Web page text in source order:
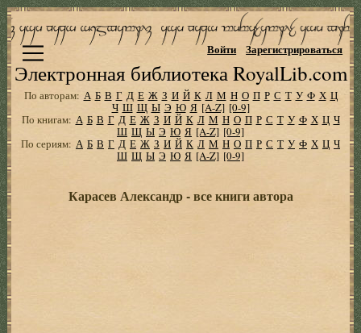
Электронная библиотека RoyalLib.com
Войти Зарегистрироваться
По авторам: А Б В Г Д Е Ж З И Й К Л М Н О П Р С Т У Ф Х Ц
Ч Ш Щ Ы Э Ю Я [A-Z] [0-9]
По книгам: А Б В Г Д Е Ж З И Й К Л М Н О П Р С Т У Ф Х Ц Ч
Ш Щ Ы Э Ю Я [A-Z] [0-9]
По сериям: А Б В Г Д Е Ж З И Й К Л М Н О П Р С Т У Ф Х Ц Ч
Ш Щ Ы Э Ю Я [A-Z] [0-9]
Карасев Александр - все книги автора